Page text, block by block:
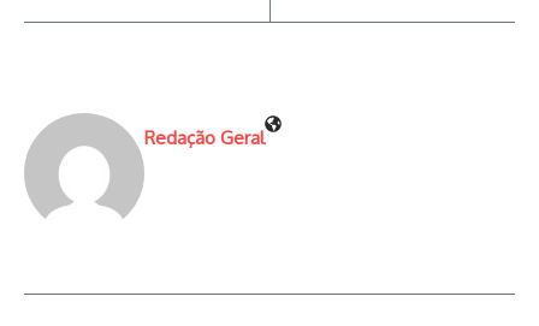
Redação Geral